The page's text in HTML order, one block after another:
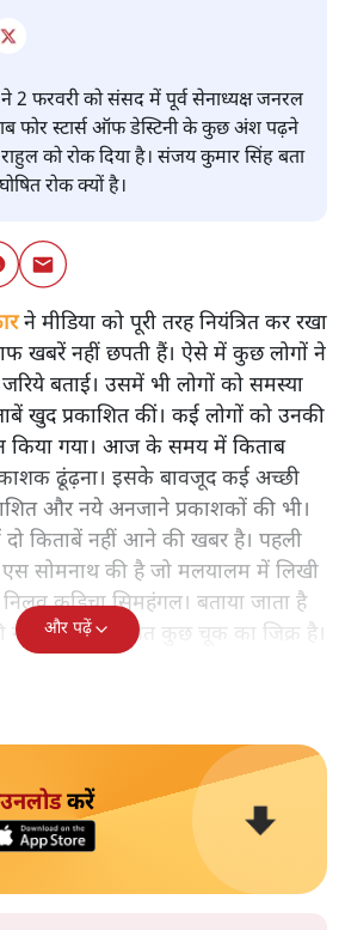
ने 2 फरवरी को संसद में पूर्व सेनाध्यक्ष जनरल
फोर स्टार्स ऑफ डेस्टिनी के कुछ अंश पढ़ने
को रोक दिया है। संजय कुमार सिंह बता
रोक क्यों है।
ने मीडिया को पूरी तरह नियंत्रित कर रखा
खबरें नहीं छपती हैं। ऐसे में कुछ लोगों ने
बताई। उसमें भी लोगों को समस्या
खुद प्रकाशित कीं। कई लोगों को उनकी
किया गया। आज के समय में किताब
ढूंढ़ना। इसके बावजूद कई अच्छी
और नये अनजाने प्रकाशकों की भी।
किताबें नहीं आने की खबर है। पहली
सोमनाथ की है जो मलयालम में लिखी
कुडिचा सिमहंगल। बताया जाता है
नाकामी से संबंधित कुछ चूक का जिक्र है।
और पढ़ें
करें